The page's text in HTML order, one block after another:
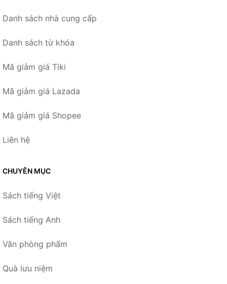
Danh sách nhà cung cấp
Danh sách từ khóa
Mã giảm giá Tiki
Mã giảm giá Lazada
Mã giảm giá Shopee
Liên hệ
CHUYÊN MỤC
Sách tiếng Việt
Sách tiếng Anh
Văn phòng phẩm
Quà lưu niệm